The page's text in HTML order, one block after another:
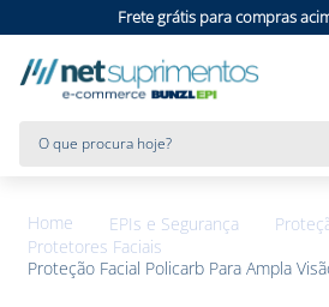
Frete grátis para compras
EPIs e Segurança
Protetores Faciais
Proteção Facial Policarb Para Ampla